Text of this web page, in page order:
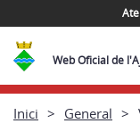
Web Oficial de
Inici General